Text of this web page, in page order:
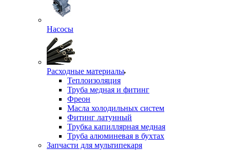
Насосы
Расходные материалы
Теплоизоляция
Труба медная и фитинг
Фреон
Масла холодильных систем
Фитинг латунный
Трубка капиллярная медная
Труба алюминевая в бухтах
Запчасти для мультипекаря